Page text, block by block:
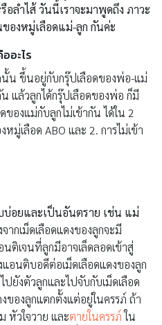
ลำไส้ วันนี้เราจะมาพูดถึง ภาวะ
ของหมู่เลือดแม่-ลูก กันค่ะ
ออะไร
นั้น ขึ้นอยู่กับกรุ๊ปเลือดของพ่อ-แม่
แล้วลูกได้กรุ๊ปเลือดของพ่อ ก็มี
ของแม่กับลูกไม่เข้ากัน ได้ใน 2
มู่เลือด ABO และ 2. การไม่เข้า
บ่อยและเป็นอันตราย เช่น แม่
จากเม็ดเลือดแดงของลูกจะมี
ติเจนที่ลูกมีอาจเล็ดลอดเข้าสู่
อนติบอดีต่อเม็ดเลือดแดงของลูก
ยังตัวลูกและไปจับกับเม็ดเลือด
ของลูกแตกตั้งแต่อยู่ในครรภ์ ถ้า
หัวใจวาย และตายในครรภ์ใน